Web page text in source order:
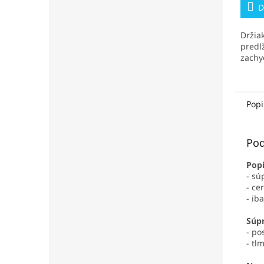
-
-
-
-
-